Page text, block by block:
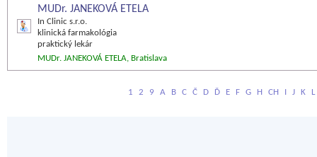
MUDr. JANEKOVÁ ETELA
In Clinic s.r.o.
klinická farmakológia
praktický lekár
MUDr. JANEKOVÁ ETELA, Bratislava
1 2 9 A B C Č D Ď E F G H CH I J K L